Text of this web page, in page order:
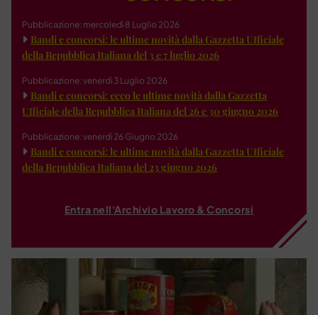
Pubblicazione: mercoledì 8 Luglio 2026
Bandi e concorsi: le ultime novità dalla Gazzetta Ufficiale
della Repubblica Italiana del 3 e 7 luglio 2026
Pubblicazione: venerdì 3 Luglio 2026
Bandi e concorsi: ecco le ultime novità dalla Gazzetta
Ufficiale della Repubblica Italiana del 26 e 30 giugno 2026
Pubblicazione: venerdì 26 Giugno 2026
Bandi e concorsi: le ultime novità dalla Gazzetta Ufficiale
della Repubblica Italiana del 23 giugno 2026
Entra nell'Archivio Lavoro & Concorsi